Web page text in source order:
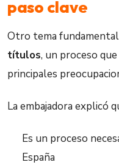
paso clave
Otro tema
títulos, un proceso
principales
La embajadora explicó
Es un proceso
España